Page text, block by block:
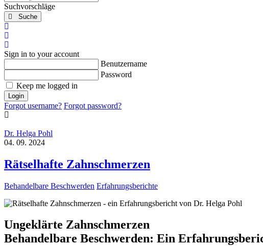
Suchvorschläge
Suche
Sign in to your account
Benutzername
Password
Keep me logged in
Login
Forgot username? Forgot password?
Dr. Helga Pohl
04. 09. 2024
Rätselhafte Zahnschmerzen
Behandelbare Beschwerden Erfahrungsberichte
Ungeklärte Zahnschmerzen
Behandelbare Beschwerden: Ein